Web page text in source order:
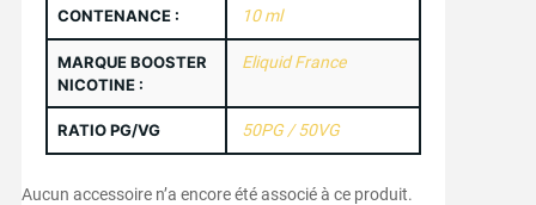
CONTENANCE : 10 ml
MARQUE BOOSTER
NICOTINE :
Eliquid France
RATIO PG/VG 50PG / 50VG
Aucun accessoire n’a encore été associé à ce produit.